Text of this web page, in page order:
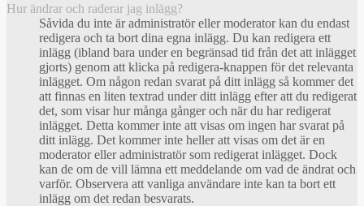
Hur ändrar och raderar jag inlägg?
Såvida du inte är administratör eller moderator kan du endast
redigera och ta bort dina egna inlägg. Du kan redigera ett
inlägg (ibland bara under en begränsad tid från det att inlägget
gjorts) genom att klicka på redigera-knappen för det relevanta
inlägget. Om någon redan svarat på ditt inlägg så kommer det
att finnas en liten textrad under ditt inlägg efter att du redigerat
det, som visar hur många gånger och när du har redigerat
inlägget. Detta kommer inte att visas om ingen har svarat på
ditt inlägg. Det kommer inte heller att visas om det är en
moderator eller administratör som redigerat inlägget. Dock
kan de om de vill lämna ett meddelande om vad de ändrat och
varför. Observera att vanliga användare inte kan ta bort ett
inlägg om det redan besvarats.